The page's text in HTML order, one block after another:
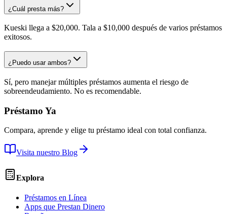
¿Cuál presta más?
Kueski llega a $20,000. Tala a $10,000 después de varios préstamos
exitosos.
¿Puedo usar ambos?
Sí, pero manejar múltiples préstamos aumenta el riesgo de
sobreendeudamiento. No es recomendable.
Préstamo Ya
Compara, aprende y elige tu préstamo ideal con total confianza.
Visita nuestro Blog
Explora
Préstamos en Línea
Apps que Prestan Dinero